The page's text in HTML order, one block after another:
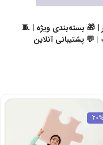
| 🎁 بسته‌بندی ویژه | 🧵
پشتیبانی آنلاین
20%